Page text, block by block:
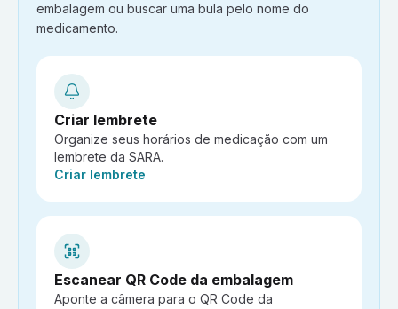
embalagem ou buscar uma bula pelo nome do
medicamento.
Criar lembrete
Organize seus horários de medicação com um
lembrete da SARA.
Ação:
Criar lembrete
Escanear QR Code da embalagem
Aponte a câmera para o QR Code da